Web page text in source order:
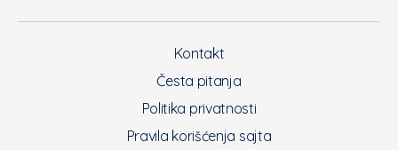
Kontakt
Česta pitanja
Politika privatnosti
Pravila korišćenja sajta